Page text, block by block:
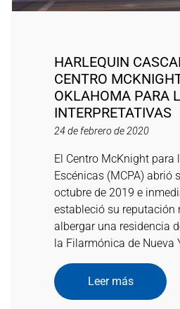
HARLEQUIN
CENTRO
OKLAHOMA PARA
INTERPRETATIVAS
24 de febrero de 2020
El Centro McKnight para
Escénicas (MCPA) abrió
octubre de 2019 e
estableció su reputación
albergar una residencia
la Filarmónica de Nueva
Leer más